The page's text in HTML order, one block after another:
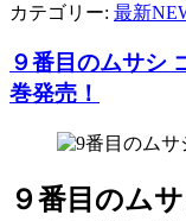
カテゴリー: 最新
９番目のムサシ
巻発売！
９番目のム